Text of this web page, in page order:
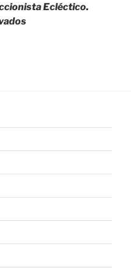
Ecléctico.